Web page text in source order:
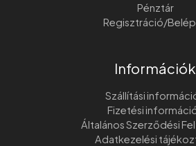
Pénztár
Regisztráció/
Információk
Szállítási
Fizetési
Általános Szerződési
Adatkezelési